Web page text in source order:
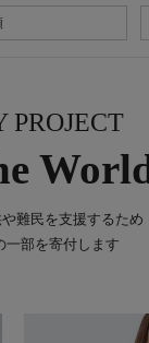
PROJECT
難民を支援するため
一部を寄付します